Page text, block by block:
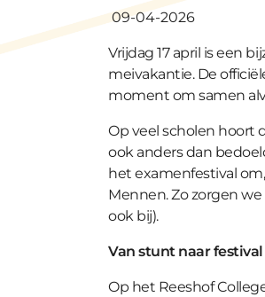
09-04-2026
Vrijdag 17 april is een
meivakantie. De
moment om samen
Op veel scholen hoort
ook anders dan
het examenfestival
Mennen. Zo zorgen
ook bij).
Van stunt naar festival
Op het Reeshof